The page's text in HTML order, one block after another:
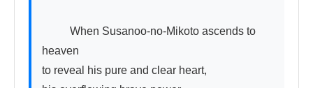
heaven
to reveal his pure and clear heart,